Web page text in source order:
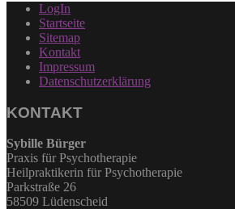
LogIn
Startseite
Sitemap
Kontakt
Impressum
Datenschutzerklärung
KONTAKT
Sybille Bürger
Praxis für Psychotherapie
Heilpraktikerin für Psychotherapie
Parkstraße 26
58509 Lüdenscheid